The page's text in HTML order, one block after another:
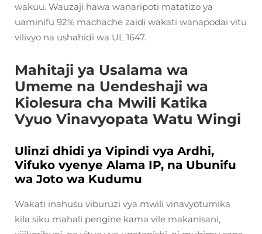
wakuu. Wauzaji hawa wanaripoti matatizo ya
uaminifu 92% machache zaidi wakati wanapodai vitu
vilivyo na ushahidi wa UL 1647.
Mahitaji ya Usalama wa
Umeme na Uendeshaji wa
Kiolesura cha Mwili Katika
Vyuo Vinavyopata Watu Wingi
Ulinzi dhidi ya Vipindi vya Ardhi,
Vifuko vyenye Alama IP, na Ubunifu
wa Joto wa Kudumu
Wakati inahusu viburuzi vya mwili vinavyotumika
kila siku mahali pengine kama vile makanisani,